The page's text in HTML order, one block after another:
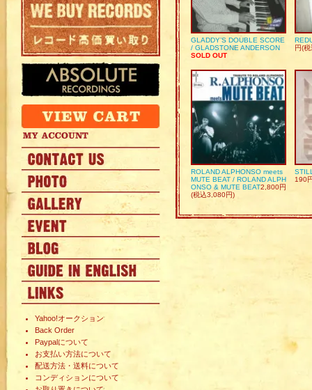
Yahoo!オークション
Back Order
Paypalについて
お支払い方法について
配送方法・送料について
コンディションについて
GLADDY’S DOUBLE SCORE
/ GLADSTONE ANDERSON
SOLD OUT
円(
ROLAND ALPHONSO meets
MUTE BEAT / ROLAND ALPH
ONSO & MUTE BEAT2,800円
(税込3,080円)
190